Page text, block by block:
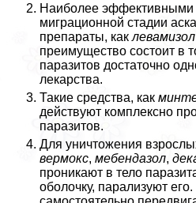
Наиболее эффективными
миграционной стадии
препараты, как левамизол
преимущество состоит в
паразитов достаточно
лекарства.
Такие средства, как
действуют комплексно
паразитов.
Для уничтожения
вермокс, мебендазол,
проникают в тело
оболочку, парализуют